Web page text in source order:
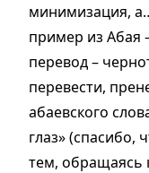
минимизация,
пример из Абая
перевод –
перевести,
абаевского
глаз» (спасибо,
тем, обращаясь